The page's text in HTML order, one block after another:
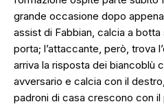
grande occasione dopo
assist di Fabbian, calcia a botta
porta; l’attaccante, però, trova
arriva la risposta dei biancoblù
avversario e calcia con il
padroni di casa crescono con il